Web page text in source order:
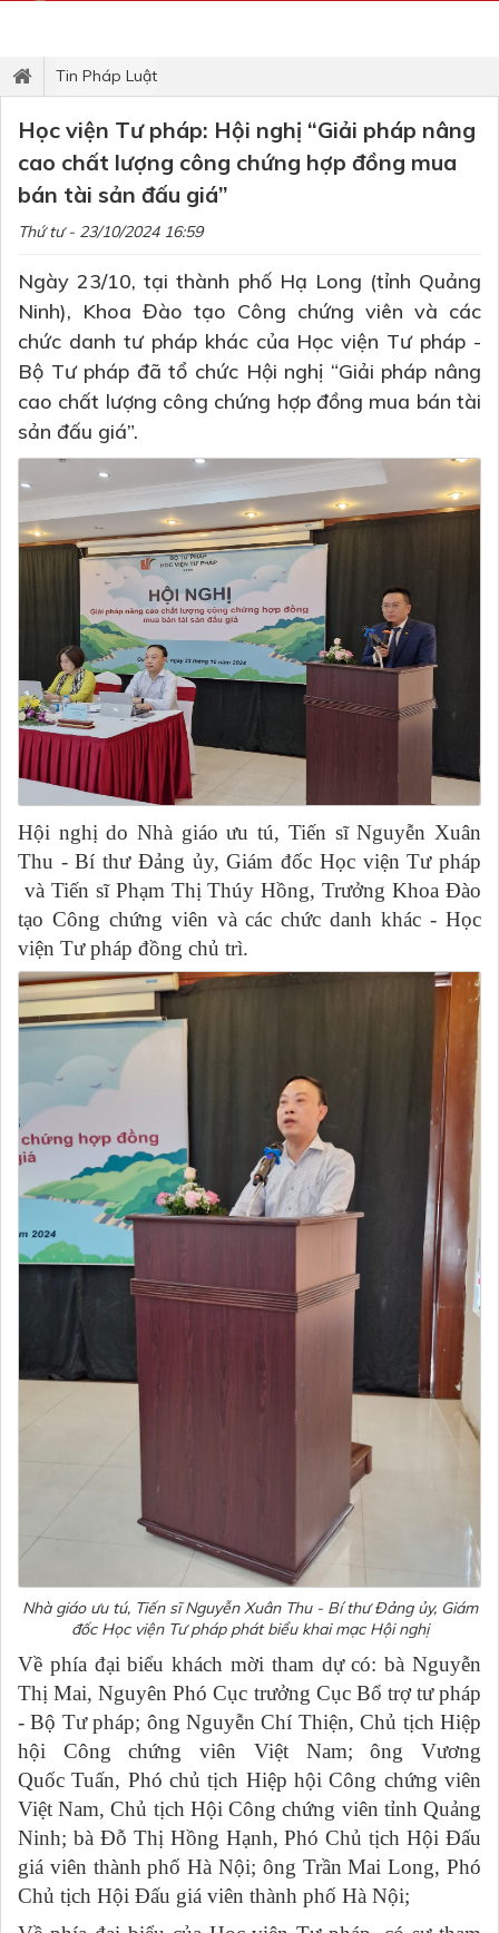
Tin Pháp Luật
Học viện Tư pháp: Hội nghị “Giải pháp nâng
cao chất lượng công chứng hợp đồng mua
bán tài sản đấu giá”
Thứ tư - 23/10/2024 16:59
Ngày 23/10, tại thành phố Hạ Long (tỉnh Quảng
Ninh), Khoa Đào tạo Công chứng viên và các
chức danh tư pháp khác của Học viện Tư pháp -
Bộ Tư pháp đã tổ chức Hội nghị “Giải pháp nâng
cao chất lượng công chứng hợp đồng mua bán tài
sản đấu giá”.
Hội nghị do Nhà giáo ưu tú, Tiến sĩ Nguyễn Xuân
Thu - Bí thư Đảng ủy, Giám đốc Học viện Tư pháp
và Tiến sĩ Phạm Thị Thúy Hồng, Trưởng Khoa Đào
tạo Công chứng viên và các chức danh khác - Học
viện Tư pháp đồng chủ trì.
Nhà giáo ưu tú, Tiến sĩ Nguyễn Xuân Thu - Bí thư Đảng ủy, Giám
đốc Học viện Tư pháp phát biểu khai mạc Hội nghị
Về phía đại biểu khách mời tham dự có: bà Nguyễn
Thị Mai, Nguyên Phó Cục trưởng Cục Bổ trợ tư pháp
- Bộ Tư pháp; ông Nguyễn Chí Thiện, Chủ tịch Hiệp
hội Công chứng viên Việt Nam; ông Vương
Quốc Tuấn, Phó chủ tịch Hiệp hội Công chứng viên
Việt Nam, Chủ tịch Hội Công chứng viên tỉnh Quảng
Ninh; bà Đỗ Thị Hồng Hạnh, Phó Chủ tịch Hội Đấu
giá viên thành phố Hà Nội; ông Trần Mai Long, Phó
Chủ tịch Hội Đấu giá viên thành phố Hà Nội;